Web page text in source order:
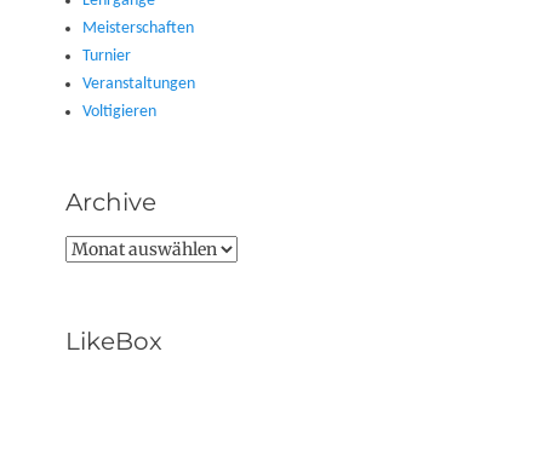
Meisterschaften
Turnier
Veranstaltungen
Voltigieren
Archive
Archive
LikeBox